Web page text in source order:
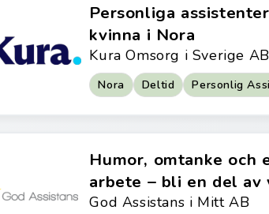
Personliga
kvinna i Nora
Kura Omsorg i Sverige AB
Nora Deltid Personlig
Humor, omtanke
arbete – bli en del av
God Assistans i Mitt AB